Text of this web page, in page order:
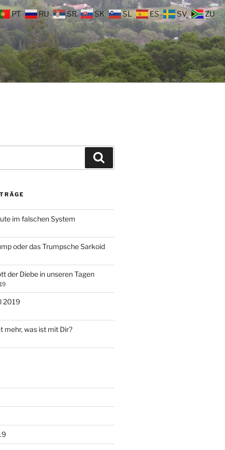
im falschen System
oder das Trumpsche Sarkoid
der Diebe in unseren Tagen
2019
mehr, was ist mit Dir?
PT RU SR SK SL ES SV ZU